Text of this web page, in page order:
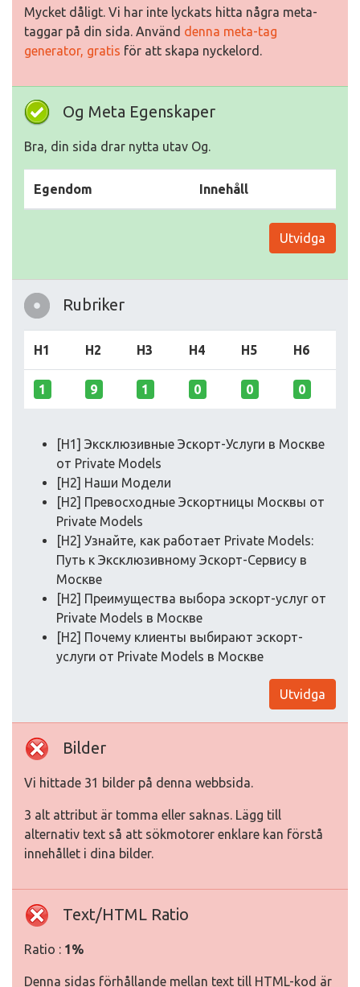
Mycket dåligt. Vi har inte lyckats hitta några meta-
taggar på din sida. Använd denna meta-tag
generator, gratis för att skapa nyckelord.
Og Meta Egenskaper
Bra, din sida drar nytta utav Og.
Egendom Innehåll
Utvidga
Rubriker
H1 H2 H3 H4 H5 H6
1 9 1 0 0 0
[H1] Эксклюзивные Эскорт-Услуги в Москве
от Private Models
[H2] Наши Модели
[H2] Превосходные Эскортницы Москвы от
Private Models
[H2] Узнайте, как работает Private Models:
Путь к Эксклюзивному Эскорт-Сервису в
Москве
[H2] Преимущества выбора эскорт-услуг от
Private Models в Москве
[H2] Почему клиенты выбирают эскорт-
услуги от Private Models в Москве
Utvidga
Bilder
Vi hittade 31 bilder på denna webbsida.
3 alt attribut är tomma eller saknas. Lägg till
alternativ text så att sökmotorer enklare kan förstå
innehållet i dina bilder.
Text/HTML Ratio
Ratio : 1%
Denna sidas förhållande mellan text till HTML-kod är